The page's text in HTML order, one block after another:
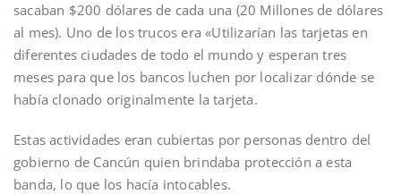
sacaban $200 dólares de cada una (20 Millones de dólares
al mes). Uno de los trucos era «Utilizarían las tarjetas en
diferentes ciudades de todo el mundo y esperan tres
meses para que los bancos luchen por localizar dónde se
había clonado originalmente la tarjeta.
Estas actividades eran cubiertas por personas dentro del
gobierno de Cancún quien brindaba protección a esta
banda, lo que los hacía intocables.